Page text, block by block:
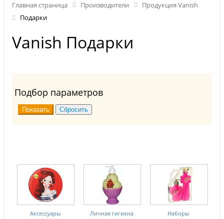
Главная страница Производители
Продукция Vanish
Подарки
Vanish Подарки
Подбор параметров
Аксессуары Личная гигиена Наборы